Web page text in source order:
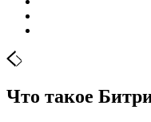
Что такое